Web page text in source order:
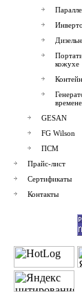
кожухе
GESAN
FG Wilson
ПСМ
Прайс-лист
Сертификаты
Контакты